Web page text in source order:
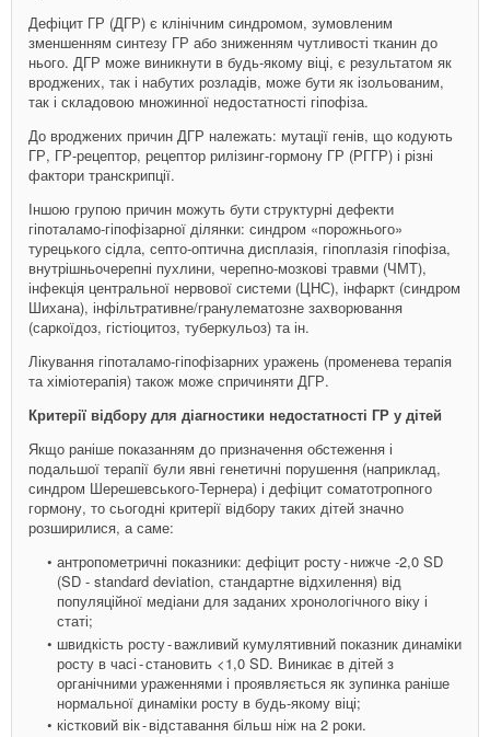
Дефіцит ГР (ДГР) є клінічним синдромом, зумовленим
зменшенням синтезу ГР або зниженням чутливості тканин до
нього. ДГР може виникнути в будь-якому віці, є результатом як
вроджених, так і набутих розладів, може бути як ізольованим,
так і складовою множинної недостатності гіпофіза.
До вроджених причин ДГР належать: мутації генів, що кодують
ГР, ГР-рецептор, рецептор рилізинг-гормону ГР (РГГР) і різні
фактори транскрипції.
Іншою групою причин можуть бути структурні дефекти
гіпоталамо-гіпофізарної ділянки: синдром «порожнього»
турецького сідла, септо-­оптична дисплазія, гіпоплазія гіпофіза,
внутрішньочерепні пухлини, черепно-мозкові травми (ЧМТ),
інфекція центральної нервової системи (ЦНС), інфаркт (синдром
Шихана), інфільтративне/гранулематозне захворювання
(саркоїдоз, гістіоцитоз, туберкульоз) та ін.
Лікування гіпоталамо-гіпофізарних уражень (променева терапія
та хіміотерапія) також може спричиняти ДГР.
Критерії відбору для діагностики недостатності ГР у дітей
Якщо раніше показанням до призначення обстеження і
подальшої терапії були явні генетичні порушення (наприклад,
синдром Шерешевського-­Тернера) і дефіцит соматотропного
гормону, то сьогодні критерії відбору таких дітей значно
розширилися, а саме:
антропометричні показники: дефіцит росту - ​нижче -2,0 SD
(SD - standard deviation, стандартне відхилення) від
популяційної медіани для заданих хронологічного віку і
статі;
швидкість росту - ​важливий кумулятивний показник динаміки
росту в часі - ​становить <1,0 SD. Виникає в дітей з
органічними ураженнями і проявляється як зупинка раніше
нормальної динаміки росту в будь-якому віці;
кістковий вік - ​відставання більш ніж на 2 роки.